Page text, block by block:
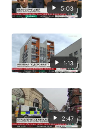
5:03
1:13
2:47